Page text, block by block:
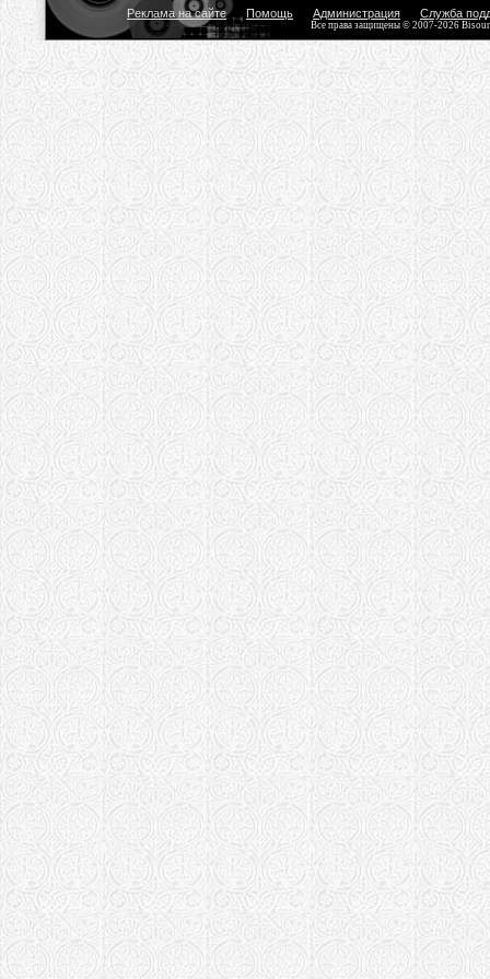
Реклама на сайте Помощь Администрация Служба
Все права защищены © 2007-2026